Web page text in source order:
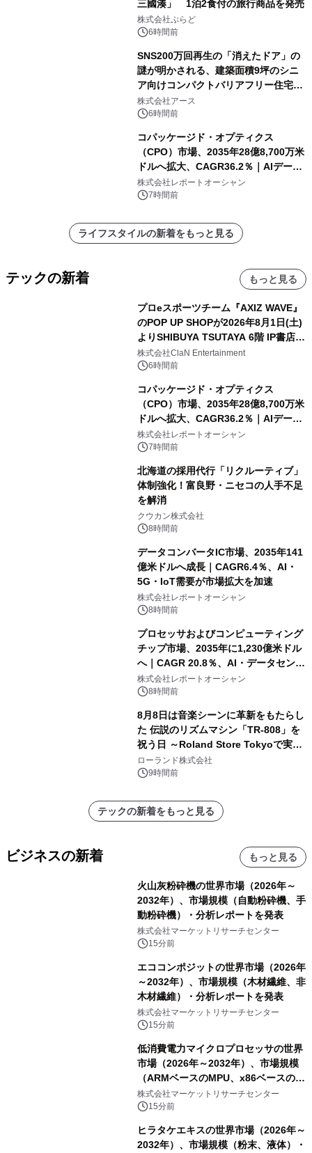
三國湊」 1泊2食付の旅行商品を発売
株式会社ぷらど
6時間前
SNS200万回再生の「消えたドア」の
謎が明かされる、建築面積9坪のシニ
ア向けコンパクトバリアフリー住宅が
誕生
株式会社アース
6時間前
コパッケージド・オプティクス
（CPO）市場、2035年28億8,700万米
ドルへ拡大、CAGR36.2％｜AIデータ
センター・高速光通信需要が成長を加
速
株式会社レポートオーシャン
7時間前
ライフスタイルの新着をもっと見る
テックの新着 もっと見る
プロeスポーツチーム『AXIZ WAVE』
のPOP UP SHOPが2026年8月1日(土)
よりSHIBUYA TSUTAYA 6階 IP書店で
開催決定！！
株式会社ClaN Entertainment
6時間前
コパッケージド・オプティクス
（CPO）市場、2035年28億8,700万米
ドルへ拡大、CAGR36.2％｜AIデータ
センター・高速光通信需要が成長を加
速
株式会社レポートオーシャン
7時間前
北海道の採用代行「リクルーティブ」
体制強化！富良野・ニセコの人手不足
を解消
クウカン株式会社
8時間前
データコンバータIC市場、2035年141
億米ドルへ成長｜CAGR6.4％、AI・
5G・IoT需要が市場拡大を加速
株式会社レポートオーシャン
8時間前
プロセッサおよびコンピューティング
チップ市場、2035年に1,230億米ドル
へ｜CAGR 20.8％、AI・データセンタ
ー需要が成長を牽引
株式会社レポートオーシャン
8時間前
8月8日は音楽シーンに革新をもたらし
た 伝説のリズムマシン「TR-808」を
祝う日 ～Roland Store Tokyoで実機
を展示しての 記念キャンペーンを開
催 英国ラジオ「NTS」の 特別プログ
アーティストを フィーチャーしたアニ
メーションを公開～
ローランド株式会社
9時間前
テックの新着をもっと見る
ビジネスの新着 もっと見る
火山灰粉砕機の世界市場（2026年～
2032年）、市場規模（自動粉砕機、手
動粉砕機）・分析レポートを発表
株式会社マーケットリサーチセンター
15分前
エココンポジットの世界市場（2026年
～2032年）、市場規模（木材繊維、非
木材繊維）・分析レポートを発表
株式会社マーケットリサーチセンター
15分前
低消費電力マイクロプロセッサの世界
市場（2026年～2032年）、市場規模
（ARMベースのMPU、x86ベースの
MPU）・分析レポートを発表
株式会社マーケットリサーチセンター
15分前
ヒラタケエキスの世界市場（2026年～
2032年）、市場規模（粉末、液体）・